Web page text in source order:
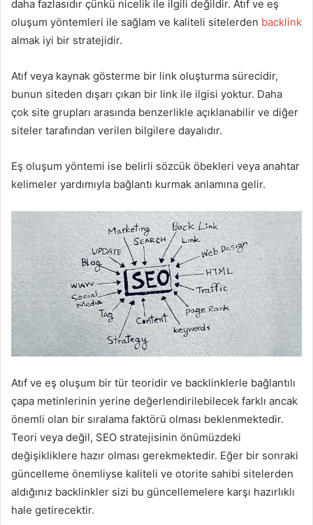
daha fazlasıdır çünkü nicelik ile ilgili değildir. Atıf ve eş
oluşum yöntemleri ile sağlam ve kaliteli sitelerden backlink
almak iyi bir stratejidir.
Atıf veya kaynak gösterme bir link oluşturma sürecidir,
bunun siteden dışarı çıkan bir link ile ilgisi yoktur. Daha
çok site grupları arasında benzerlikle açıklanabilir ve diğer
siteler tarafından verilen bilgilere dayalıdır.
Eş oluşum yöntemi ise belirli sözcük öbekleri veya anahtar
kelimeler yardımıyla bağlantı kurmak anlamına gelir.
Atıf ve eş oluşum bir tür teoridir ve backlinklerle bağlantılı
çapa metinlerinin yerine değerlendirilebilecek farklı ancak
önemli olan bir sıralama faktörü olması beklenmektedir.
Teori veya değil, SEO stratejisinin önümüzdeki
değişikliklere hazır olması gerekmektedir. Eğer bir sonraki
güncelleme önemliyse kaliteli ve otorite sahibi sitelerden
aldığınız backlinkler sizi bu güncellemelere karşı hazırlıklı
hale getirecektir.